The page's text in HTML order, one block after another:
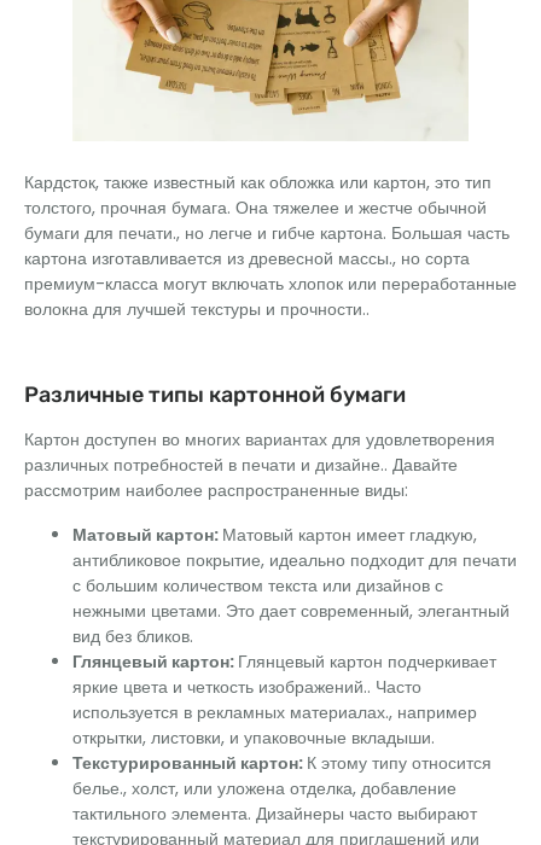
Кардсток, также известный как обложка или картон, это тип
толстого, прочная бумага. Она тяжелее и жестче обычной
бумаги для печати., но легче и гибче картона. Большая часть
картона изготавливается из древесной массы., но сорта
премиум-класса могут включать хлопок или переработанные
волокна для лучшей текстуры и прочности..
Различные типы картонной бумаги
Картон доступен во многих вариантах для удовлетворения
различных потребностей в печати и дизайне.. Давайте
рассмотрим наиболее распространенные виды:
Матовый картон: Матовый картон имеет гладкую,
антибликовое покрытие, идеально подходит для печати
с большим количеством текста или дизайнов с
нежными цветами. Это дает современный, элегантный
вид без бликов.
Глянцевый картон: Глянцевый картон подчеркивает
яркие цвета и четкость изображений.. Часто
используется в рекламных материалах., например
открытки, листовки, и упаковочные вкладыши.
Текстурированный картон: К этому типу относится
белье., холст, или уложена отделка, добавление
тактильного элемента. Дизайнеры часто выбирают
текстурированный материал для приглашений или